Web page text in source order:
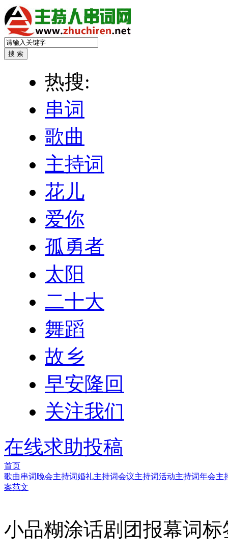
热搜:
串词
歌曲
主持词
花儿
爱你
孤勇者
太阳
二十大
舞蹈
故乡
早安隆回
关注我们
在线求助投稿
首页
歌曲串词晚会主持词婚礼主持词会议主持词活动主持词年会主
案范文
小品糊涂话剧团报幕词标